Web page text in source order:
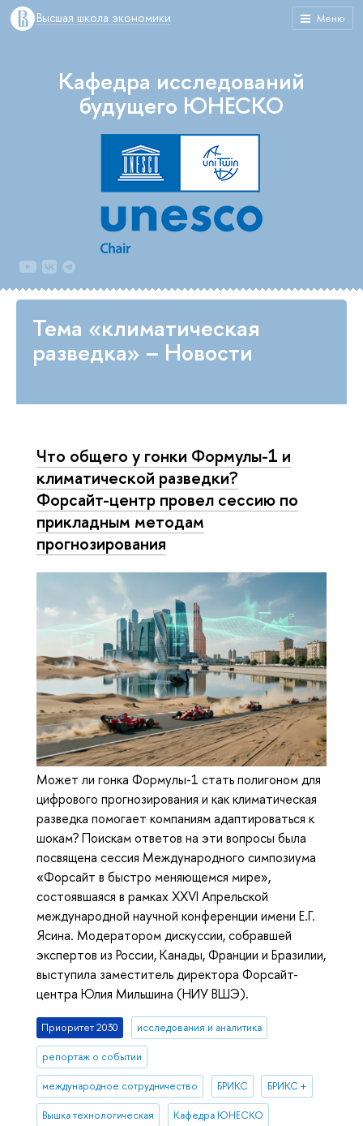
Меню
Высшая школа экономики
Кафедра исследований
будущего ЮНЕСКО
Тема «климатическая
разведка» – Новости
Что общего у гонки Формулы-1 и
климатической разведки?
Форсайт-центр провел сессию по
прикладным методам
прогнозирования
Может ли гонка Формулы-1 стать полигоном для
цифрового прогнозирования и как климатическая
разведка помогает компаниям адаптироваться к
шокам? Поискам ответов на эти вопросы была
посвящена сессия Международного симпозиума
«Форсайт в быстро меняющемся мире»,
состоявшаяся в рамках XXVI Апрельской
международной научной конференции имени Е.Г.
Ясина. Модератором дискуссии, собравшей
экспертов из России, Канады, Франции и Бразилии,
выступила заместитель директора Форсайт-
центра Юлия Мильшина (НИУ ВШЭ).
Приоритет 2030 исследования и аналитика
репортаж о событии
международное сотрудничество БРИКС БРИКС +
Вышка технологическая Кафедра ЮНЕСКО